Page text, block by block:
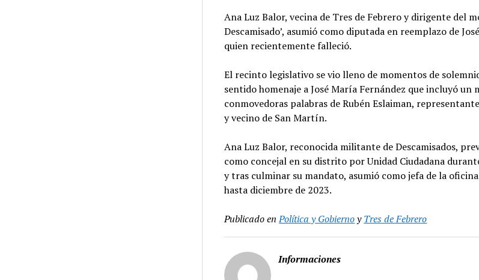
Ana Luz Balor, vecina de Tres de Febrero y dirigente del
Descamisado’, asumió como diputada en reemplazo de
quien recientemente falleció.
El recinto legislativo se vio lleno de momentos de
sentido homenaje a José María Fernández que incluyó un
conmovedoras palabras de Rubén Eslaiman,
y vecino de San Martín.
Ana Luz Balor, reconocida militante de Descamisados,
como concejal en su distrito por Unidad Ciudadana
y tras culminar su mandato, asumió como jefa de la oficina
hasta diciembre de 2023.
Publicado en Política y GobiernoyTres de Febrero
Informaciones